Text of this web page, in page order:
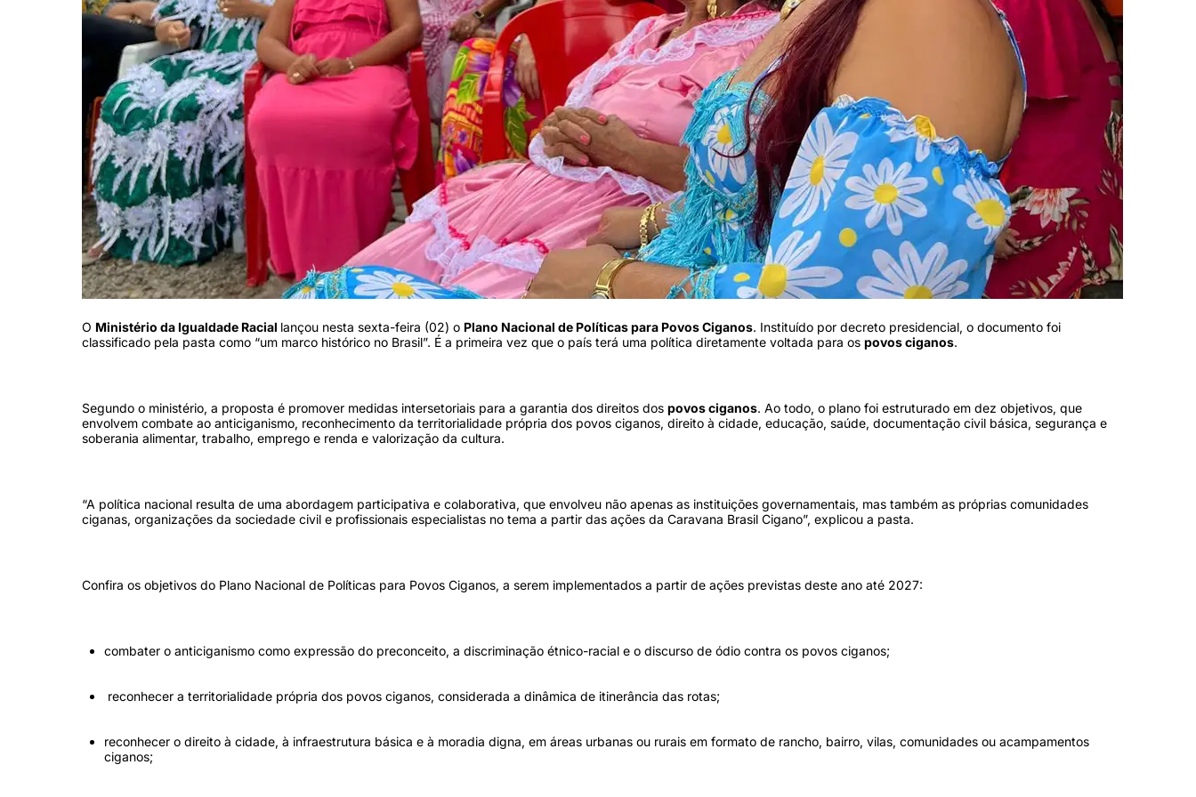
O Ministério da Igualdade Racial lançou nesta sexta-feira (02) o Plano Nacional de Políticas para Povos Ciganos. Instituído por decreto presidencial, o documento foi
classificado pela pasta como “um marco histórico no Brasil”. É a primeira vez que o país terá uma política diretamente voltada para os povos ciganos.
Segundo o ministério, a proposta é promover medidas intersetoriais para a garantia dos direitos dos povos ciganos. Ao todo, o plano foi estruturado em dez objetivos, que
envolvem combate ao anticiganismo, reconhecimento da territorialidade própria dos povos ciganos, direito à cidade, educação, saúde, documentação civil básica, segurança e
soberania alimentar, trabalho, emprego e renda e valorização da cultura.
“A política nacional resulta de uma abordagem participativa e colaborativa, que envolveu não apenas as instituições governamentais, mas também as próprias comunidades
ciganas, organizações da sociedade civil e profissionais especialistas no tema a partir das ações da Caravana Brasil Cigano”, explicou a pasta.
Confira os objetivos do Plano Nacional de Políticas para Povos Ciganos, a serem implementados a partir de ações previstas deste ano até 2027:
combater o anticiganismo como expressão do preconceito, a discriminação étnico-racial e o discurso de ódio contra os povos ciganos;
reconhecer a territorialidade própria dos povos ciganos, considerada a dinâmica de itinerância das rotas;
reconhecer o direito à cidade, à infraestrutura básica e à moradia digna, em áreas urbanas ou rurais em formato de rancho, bairro, vilas, comunidades ou acampamentos
ciganos;